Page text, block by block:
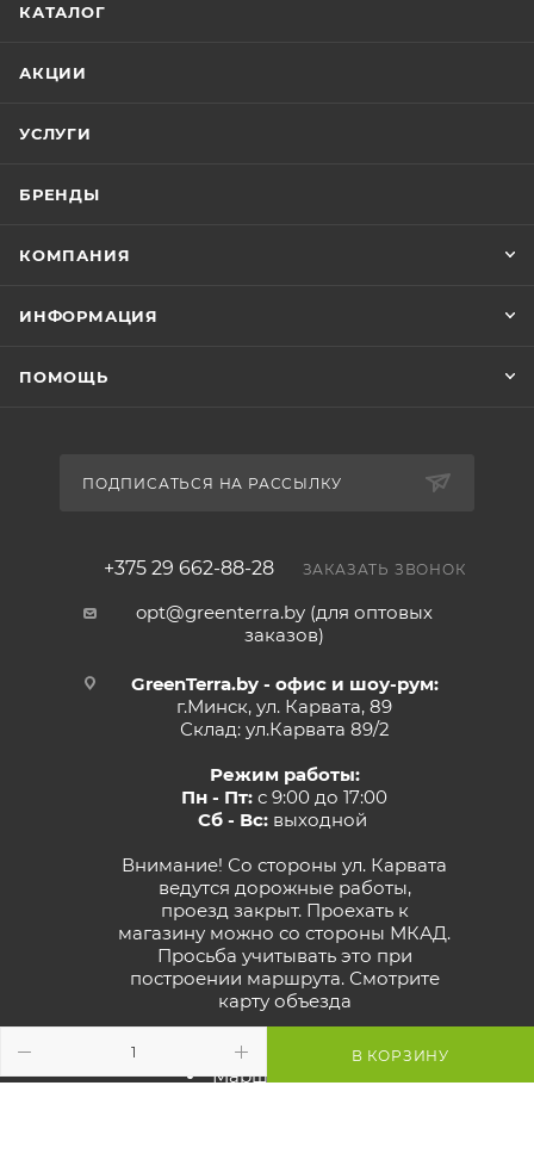
В КОРЗИНУ
КАТАЛОГ
АКЦИИ
УСЛУГИ
БРЕНДЫ
КОМПАНИЯ
ИНФОРМАЦИЯ
ПОМОЩЬ
ПОДПИСАТЬСЯ НА РАССЫЛКУ
+375 29 662-88-28 ЗАКАЗАТЬ ЗВОНОК
opt@greenterra.by (для оптовых
заказов)
GreenTerra.by - офис и шоу-рум:
г.Минск, ул. Карвата, 89
Склад: ул.Карвата 89/2
Режим работы:
Пн - Пт: с 9:00 до 17:00
Сб - Вс:выходной
Внимание! Со стороны ул. Карвата
ведутся дорожные работы,
проезд закрыт. Проехать к
магазину можно со стороны МКАД.
Просьба учитывать это при
построении маршрута. Смотрите
карту объезда
Маршрут в Яндекс
Маршрут в Google